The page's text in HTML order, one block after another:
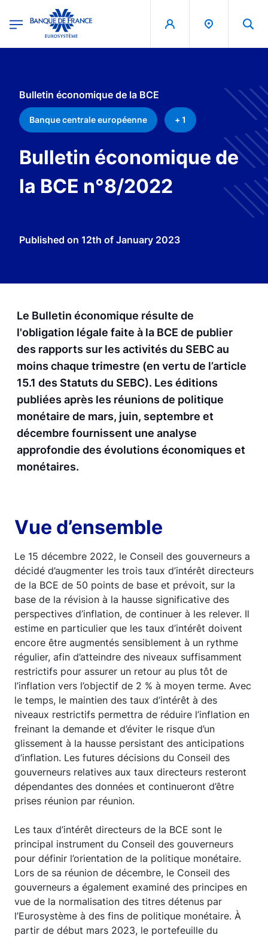
Banque de France - Menu Principal
Bulletin économique de la BCE
Banque centrale européenne + 1
Bulletin économique de
la BCE n°8/2022
Published on 12th of January 2023
Le Bulletin économique résulte de
l'obligation légale faite à la BCE de publier
des rapports sur les activités du SEBC au
moins chaque trimestre (en vertu de l’article
15.1 des Statuts du SEBC). Les éditions
publiées après les réunions de politique
monétaire de mars, juin, septembre et
décembre fournissent une analyse
approfondie des évolutions économiques et
monétaires.
Vue d’ensemble
Le 15 décembre 2022, le Conseil des gouverneurs a
décidé d’augmenter les trois taux d’intérêt directeurs
de la BCE de 50 points de base et prévoit, sur la
base de la révision à la hausse significative des
perspectives d’inflation, de continuer à les relever. Il
estime en particulier que les taux d’intérêt doivent
encore être augmentés sensiblement à un rythme
régulier, afin d’atteindre des niveaux suffisamment
restrictifs pour assurer un retour au plus tôt de
l’inflation vers l’objectif de 2 % à moyen terme. Avec
le temps, le maintien des taux d’intérêt à des
niveaux restrictifs permettra de réduire l’inflation en
freinant la demande et d’éviter le risque d’un
glissement à la hausse persistant des anticipations
d’inflation. Les futures décisions du Conseil des
gouverneurs relatives aux taux directeurs resteront
dépendantes des données et continueront d’être
prises réunion par réunion.
Les taux d’intérêt directeurs de la BCE sont le
principal instrument du Conseil des gouverneurs
pour définir l’orientation de la politique monétaire.
Lors de sa réunion de décembre, le Conseil des
gouverneurs a également examiné des principes en
vue de la normalisation des titres détenus par
l’Eurosystème à des fins de politique monétaire. À
partir de début mars 2023, le portefeuille du